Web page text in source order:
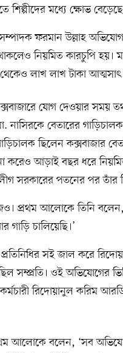
মধ্যে ক্ষোভ
ফরমান উল্লাহ অভিযোগ
নিয়মিত কারচুপি হয়।
লাখ লাখ টাকা আত্মসাৎ
যোগ দেওয়ার সময়
নাসিরকে বেতারের
ছিলেন কক্সবাজার
করেও আড়াই বছর ধরে
সরকারের পতনের পর তাঁর
প্রথম আলোকে তিনি বলেন,
চালিয়েছি।’
প্রতিনিধির সই জাল করে
সম্প্রতি। ওই অভিযোগের
রিদোয়ানুল করিম
আলোকে বলেন, ‘সব